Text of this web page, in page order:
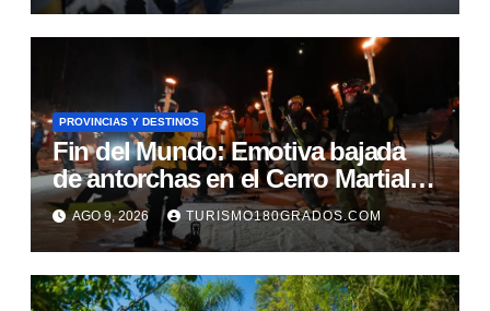
PROVINCIAS Y DESTINOS
Fin del Mundo: Emotiva bajada
de antorchas en el Cerro Martial
ante una multitud
AGO 9, 2026 TURISMO180GRADOS.COM